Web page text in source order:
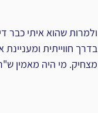
ולמרות שהוא איתי כבר
בדרך חווייתית
מצחיק. מי היה מאמין